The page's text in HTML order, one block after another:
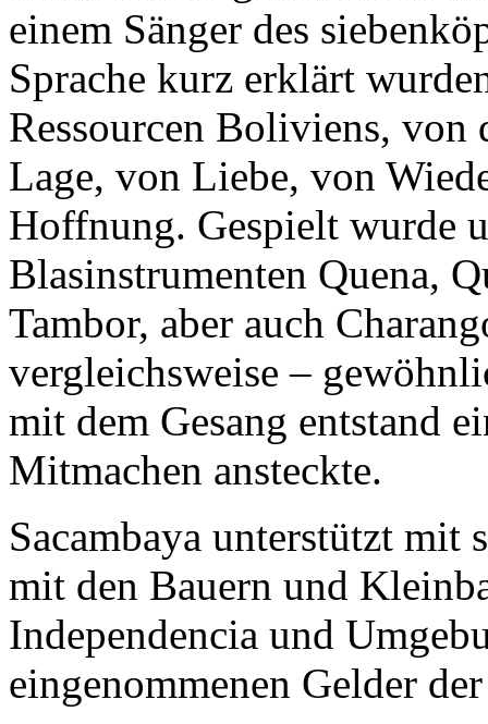
einem Sänger des
Sprache kurz erklärt
Ressourcen Boliviens, von
Lage, von Liebe, von
Hoffnung. Gespielt wurde
Blasinstrumenten Quena,
Tambor, aber auch
vergleichsweise –
mit dem Gesang entstand
Mitmachen ansteckte.
Sacambaya unterstützt
mit den Bauern und
Independencia und
eingenommenen Gelder